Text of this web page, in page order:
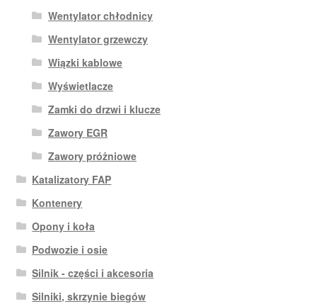
Wentylator chłodnicy
Wentylator grzewczy
Wiązki kablowe
Wyświetlacze
Zamki do drzwi i klucze
Zawory EGR
Zawory próżniowe
Katalizatory FAP
Kontenery
Opony i koła
Podwozie i osie
Silnik - części i akcesoria
Silniki, skrzynie biegów